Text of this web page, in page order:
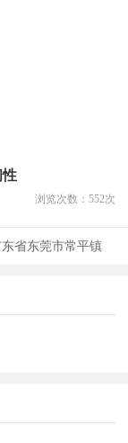
性
浏览次数： 552次
东省东莞市常平镇